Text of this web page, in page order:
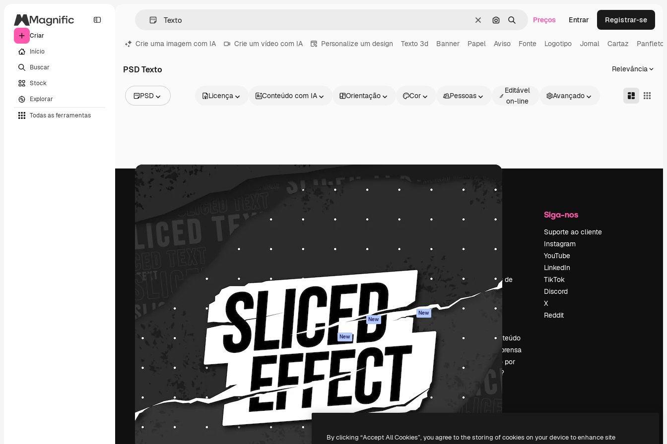
Criar
Início
Buscar
Stock
Explorar
Todas as ferramentas
LimparPesquisar por imagem
BuscarPreços Entrar Registrar-se
Crie uma imagem com IA Crie um vídeo com IA Personalize um design Texto 3d Banner Papel Aviso Fonte Logotipo Jornal Cartaz Panfleto
PSD Texto Relevância
PSD
Vídeos
Clipes de vídeo
Animações
Modelos de vídeos
Ícones
Modelos 3D
Fontes
Licença Conteúdo com IA Orientação Cor Pessoas
Editável
on-line
Avançado
A plataforma criativa para você direcionar
seu melhor trabalho. Mais de 1 milhão de
assinantes entre criativos, empresas,
Gerador de vídeos
Texto para voz
Conteúdo de stock
MCP para
Claude/ChatGPT
New
Agentes New
API
App móvel
Todas as
ferramentas
Termos e
condições
Política de
privacidade
Originais New
Política de cookies
confiabilidade
Afiliados
Empresas
Tendências de
pesquisa
Vender conteúdo
Sala de imprensa
Procurando por
magnific.ai?
Siga-nos
Suporte ao cliente
Instagram
YouTube
LinkedIn
TikTok
Discord
X
Reddit
Copyright © 2010- Freepik Company S.L.U. Todos os direitos reservados.
By clicking “Accept All Cookies”, you agree to the storing of cookies on your device to enhance site